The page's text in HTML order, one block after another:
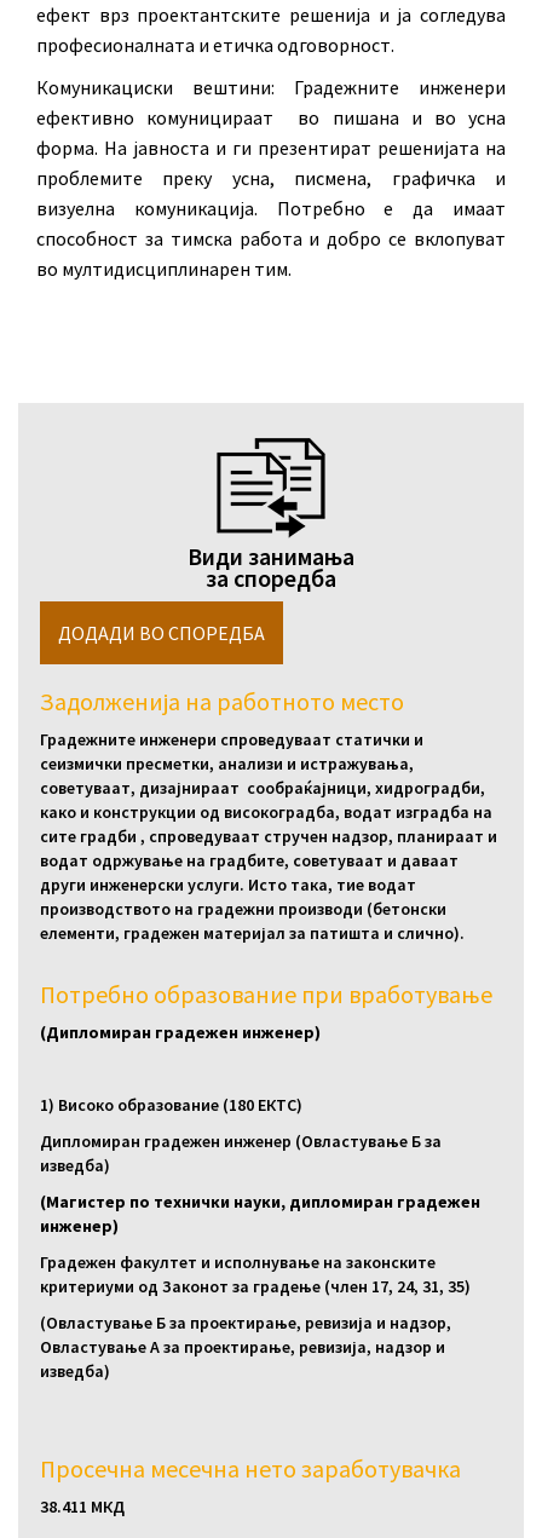
ефект врз проектантските решенија и ја согледува
професионалната и етичка одговорност.
Комуникациски вештини: Градежните инженери
ефективно комуницираат во пишана и во усна
форма. На јавноста и ги презентират решенијата на
проблемите преку усна, писмена, графичка и
визуелна комуникација. Потребно е да имаат
способност за тимска работа и добро се вклопуват
во мултидисциплинарен тим.
Види занимања
за споредба
Задолженија на работното место
Градежните инженери спроведуваат статички и
сеизмички пресметки, анализи и истражувања,
советуваат, дизајнираат сообраќајници, хидроградби,
како и конструкции од високоградба, водат изградба на
сите градби , спроведуваат стручен надзор, планираат и
водат одржување на градбите, советуваат и даваат
други инженерски услуги. Исто така, тие водат
производството на градежни производи (бетонски
елементи, градежен материјал за патишта и слично).
Потребно образование при вработување
(Дипломиран градежен инженер)
1) Високо образование (180 ЕКТС)
Дипломиран градежен инженер (Овластување Б за
изведба)
(Магистер по технички науки, дипломиран градежен
инженер)
Градежен факултет и исполнување на законските
критериуми од Законот за градење (член 17, 24, 31, 35)
(Овластување Б за проектирање, ревизија и надзор,
Овластување А за проектирање, ревизија, надзор и
изведба)
Просечна месечна нето заработувачка
38.411 МКД